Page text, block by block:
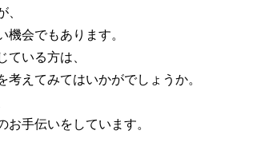
、
会でもあります。
いる方は、
えてみてはいかがでしょうか。
手伝いをしています。